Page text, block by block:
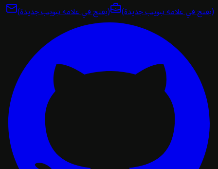
في علامة تبويب جديدة) (يفتح في علامة تبويب جديدة)